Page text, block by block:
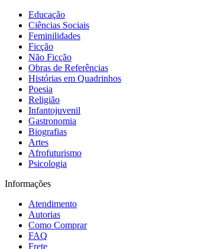
Educação
Ciências Sociais
Feminilidades
Ficção
Não Ficção
Obras de Referências
Histórias em Quadrinhos
Poesia
Religião
Infantojuvenil
Gastronomia
Biografias
Artes
Afrofuturismo
Psicologia
Informações
Atendimento
Autorias
Como Comprar
FAQ
Frete